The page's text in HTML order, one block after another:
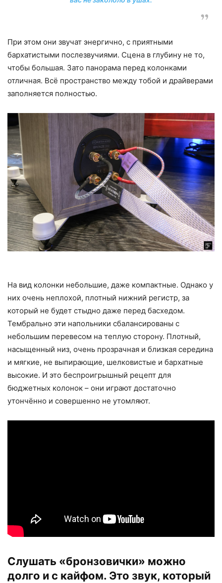
При этом они звучат энергично, с приятными
бархатистыми послезвучиями. Сцена в глубину не то,
чтобы большая. Зато панорама перед колонками
отличная. Всё пространство между тобой и драйверами
заполняется полностью.
На вид колонки небольшие, даже компактные. Однако у
них очень неплохой, плотный нижний регистр, за
который не будет стыдно даже перед басхедом.
Тембрально эти напольники сбалансированы с
небольшим перевесом на теплую сторону. Плотный,
насыщенный низ, очень прозрачная и близкая середина
и мягкие, не выпирающие, шелковистые и бархатные
высокие. И это беспроигрышный рецепт для
бюджетных колонок – они играют достаточно
утончённо и совершенно не утомляют.
Слушать «бронзовички» можно
долго и с кайфом. Это звук, который